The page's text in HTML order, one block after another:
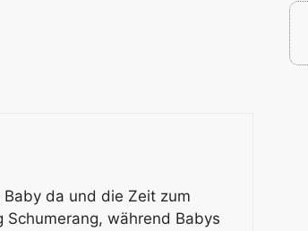
da und die Zeit zum
Schumerang, während Babys